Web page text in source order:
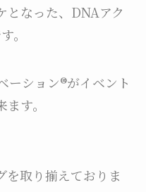
となった、DNAアク
。
ーション®︎がイベント
す。
を取り揃えておりま